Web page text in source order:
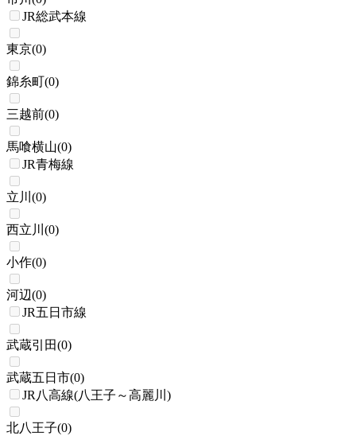
JR総武本線
東京(0)
錦糸町(0)
三越前(0)
馬喰横山(0)
JR青梅線
立川 (0)
西立川 (0)
小作(0)
河辺(0)
JR五日市線
武蔵引田(0)
武蔵五日市(0)
JR八高線(八王子～高麗川)
北八王子(0)